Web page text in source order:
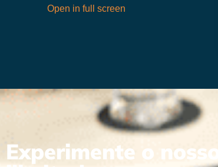
Open in full screen
Experimente o